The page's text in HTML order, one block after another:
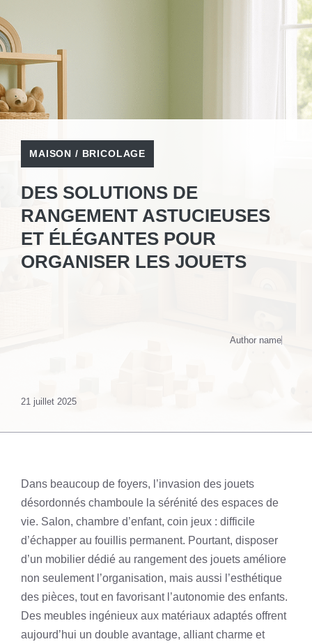
MAISON / BRICOLAGE
DES SOLUTIONS DE
RANGEMENT ASTUCIEUSES
ET ÉLÉGANTES POUR
ORGANISER LES JOUETS
Author name
21 juillet 2025
Dans beaucoup de foyers, l’invasion des jouets
désordonnés chamboule la sérénité des espaces de
vie. Salon, chambre d’enfant, coin jeux : difficile
d’échapper au fouillis permanent. Pourtant, disposer
d’un mobilier dédié au rangement des jouets améliore
non seulement l’organisation, mais aussi l’esthétique
des pièces, tout en favorisant l’autonomie des enfants.
Des meubles ingénieux aux matériaux adaptés offrent
aujourd’hui un double avantage, alliant charme et